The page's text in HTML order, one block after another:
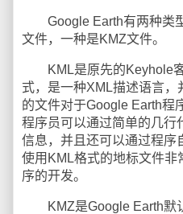
Google Earth有两种类
文件，一种是KMZ文件。
KML是原先的Keyhole客
式，是一种XML描述语言
的文件对于Google Earth程
程序员可以通过简单的几行
信息，并且还可以通过程序
使用KML格式的地标文件非
序的开发。
KMZ是Google Earth默